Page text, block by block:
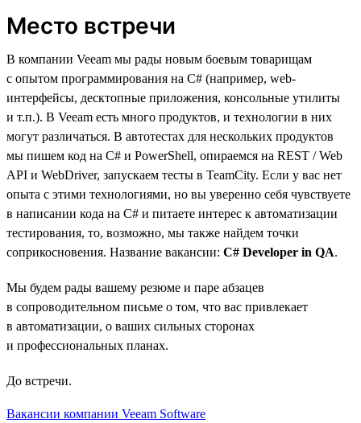
Место встречи
В компании Veeam мы рады новым боевым товарищам
с опытом программирования на C# (например, web-
интерфейсы, десктопные приложения, консольные утилиты
и т.п.). В Veeam есть много продуктов, и технологии в них
могут различаться. В автотестах для нескольких продуктов
мы пишем код на C# и PowerShell, опираемся на REST / Web
API и WebDriver, запускаем тесты в TeamCity. Если у вас нет
опыта с этими технологиями, но вы уверенно себя чувствуете
в написании кода на C# и питаете интерес к автоматизации
тестирования, то, возможно, мы также найдем точки
соприкосновения. Название вакансии: C# Developer in QA.
Мы будем рады вашему резюме и паре абзацев
в сопроводительном письме о том, что вас привлекает
в автоматизации, о ваших сильных сторонах
и профессиональных планах.
До встречи.
Вакансии компании Veeam Software